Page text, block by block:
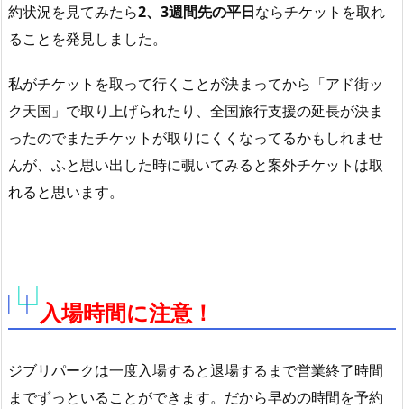
約状況を見てみたら2、3週間先の平日ならチケットを取れ
ることを発見しました。
私がチケットを取って行くことが決まってから「アド街ッ
ク天国」で取り上げられたり、全国旅行支援の延長が決ま
ったのでまたチケットが取りにくくなってるかもしれませ
んが、ふと思い出した時に覗いてみると案外チケットは取
れると思います。
入場時間に注意！
ジブリパークは一度入場すると退場するまで営業終了時間
までずっといることができます。だから早めの時間を予約